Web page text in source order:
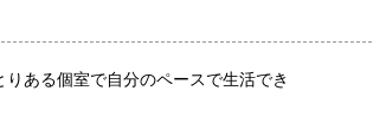
ある個室で自分のペースで生活でき